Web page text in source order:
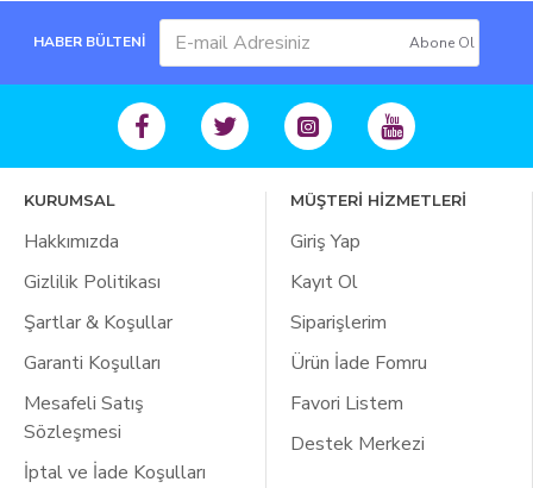
HABER BÜLTENİ Abone Ol
KURUMSAL
Hakkımızda
Gizlilik Politikası
Şartlar & Koşullar
Garanti Koşulları
Mesafeli Satış
Sözleşmesi
İptal ve İade Koşulları
MÜŞTERİ HİZMETLERİ
Giriş Yap
Kayıt Ol
Siparişlerim
Ürün İade Fomru
Favori Listem
Destek Merkezi